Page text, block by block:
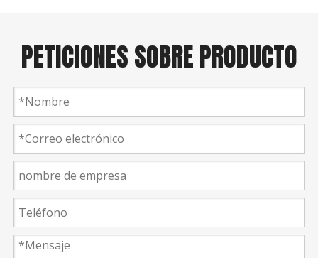
PETICIONES SOBRE PRODUCTO